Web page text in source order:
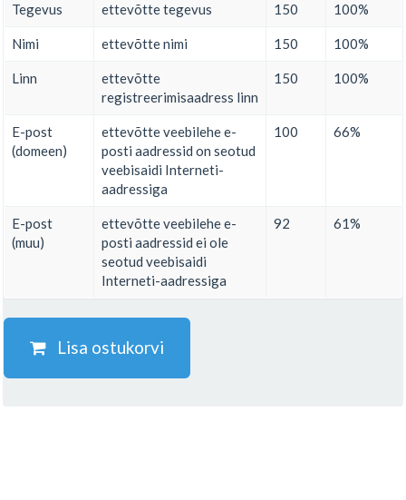
Tegevus ettevõtte tegevus 150 100%
Nimi ettevõtte nimi 150 100%
Linn
ettevõtte
registreerimisaadress linn
150 100%
E-post
(domeen)
ettevõtte veebilehe e-
posti aadressid on seotud
veebisaidi Interneti-
aadressiga
100 66%
E-post
(muu)
ettevõtte veebilehe e-
posti aadressid ei ole
seotud veebisaidi
Interneti-aadressiga
92 61%
Lisa ostukorvi